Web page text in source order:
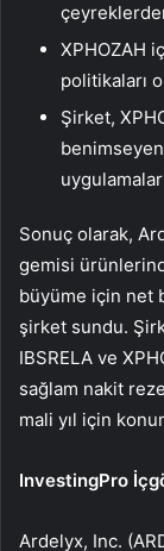
XPHOZAH
politikaları
Şirket,
Sonuç olarak,
gemisi
büyüme için net
şirket sundu.
IBSRELA ve
sağlam nakit
mali yıl için
InvestingPro
Ardelyx, Inc.